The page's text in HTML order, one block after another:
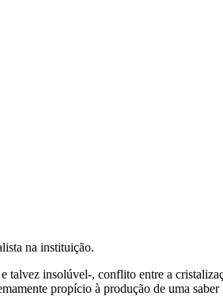
na instituição.
talvez insolúvel-, conflito entre a
propício à produção de uma